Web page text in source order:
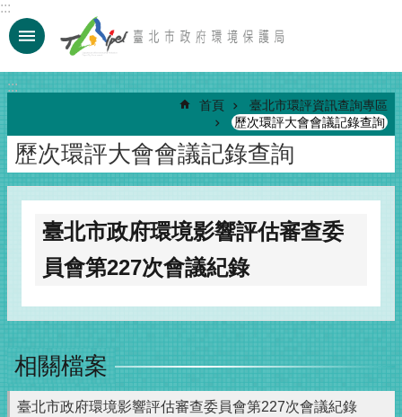
跳到主要內容區塊
:::
:::
首頁
臺北市環評資訊查詢專區
歷次環評大會會議記錄查詢
歷次環評大會會議記錄查詢
臺北市政府環境影響評估審查委
員會第227次會議紀錄
相關檔案
臺北市政府環境影響評估審查委員會第227次會議紀錄